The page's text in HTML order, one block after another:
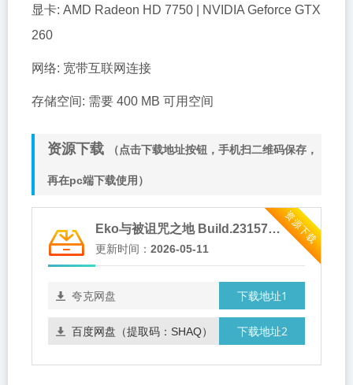
显卡: AMD Radeon HD 7750 | NVIDIA Geforce GTX
260
网络: 宽带互联网连接
存储空间: 需要 400 MB 可用空间
资源下载 （点击下载地址按钮，手机扫二维码保存，
再在pc端下载使用）
资源下载
Eko与被诅咒之地 Build.23157642（Eko and the Bewitched Lands）免安装中文版
更新时间： 2026-05-11
下载地址1
夸克网盘
下载地址2
百度网盘（提取码：SHAQ）